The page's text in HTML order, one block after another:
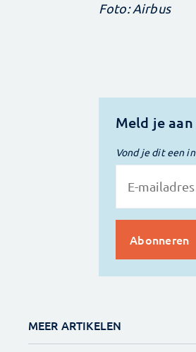
Foto: Airbus
Meld je
Vond je dit een
MEER ARTIKELEN